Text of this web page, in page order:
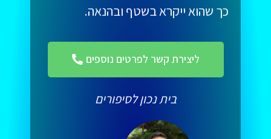
כך שהוא ייקרא בשטף ובהנאה.
ליצירת קשר לפרטים נוספים
בית נכון לסיפורים